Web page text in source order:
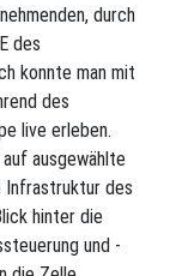
durch
des
konnte man mit
des
live erleben.
ausgewählte
Infrastruktur des
hinter die
und -